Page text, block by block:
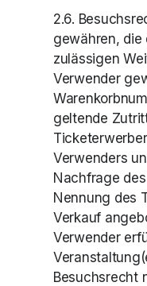
2.6.
gewähren, die
zulässigen
Verwender
geltende
Verwenders
Nachfrage
Nennung des
Verkauf
Verwender
Besuchsrecht